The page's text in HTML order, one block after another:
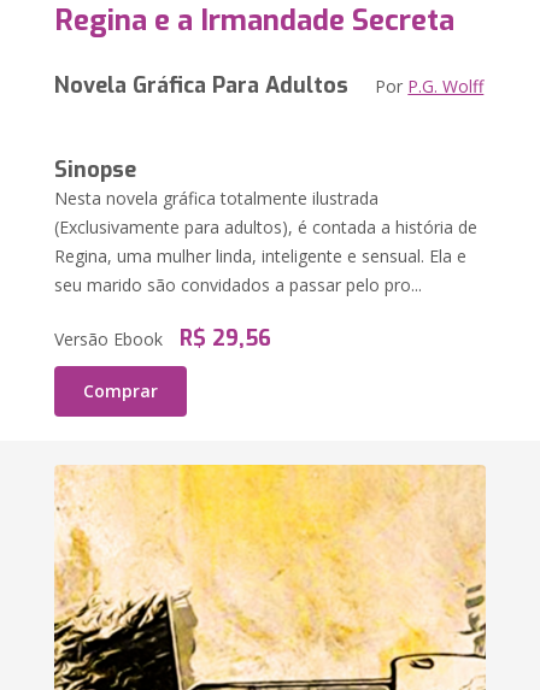
Regina e a Irmandade Secreta
Novela Gráfica Para Adultos Por P.G. Wolff
Sinopse
Nesta novela gráfica totalmente ilustrada
(Exclusivamente para adultos), é contada a história de
Regina, uma mulher linda, inteligente e sensual. Ela e
seu marido são convidados a passar pelo pro...
Versão Ebook R$ 29,56
Comprar